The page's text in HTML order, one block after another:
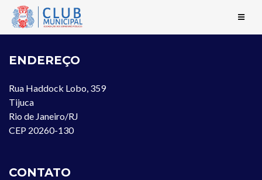
ENDEREÇO
Rua Haddock Lobo, 359
Tijuca
Rio de Janeiro/RJ
CEP 20260-130
CONTATO